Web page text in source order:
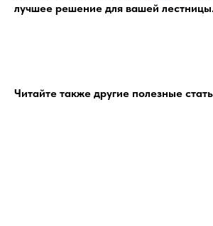
лучшее решение для вашей
Читайте также другие полезные